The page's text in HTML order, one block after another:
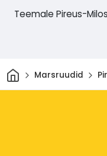
Teemale Pireus-
Avaleht
Marsruudid